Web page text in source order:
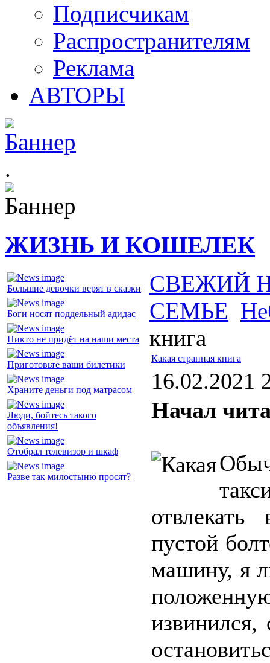
Подписчикам
Распространителям
Реклама
АВТОРЫ
.
ЖИЗНЬ И КОШЕЛЕК
Большие девочки верят в сказки
Боги носят поддельный адидас
Никто не придёт на наши места
Приготовьте ваши билетики
Храните деньги под матрасом
Люди, бойтесь такого
объявления!
Отобрал телевизор и шкаф
Разве так милостыню просят?
СВЕЖИЙ
СЕМЬЕ
книга
Какая странная книга
16.02.2021
Начал
пустой
машину, я
извинился,